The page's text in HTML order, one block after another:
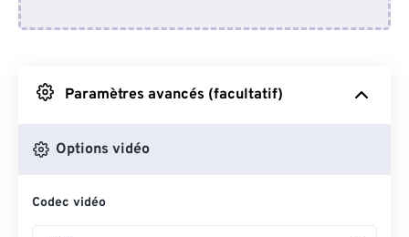
Depuis Google Drive
Depuis OneDrive
Paramètres avancés (facultatif)
Options vidéo
Codec vidéo